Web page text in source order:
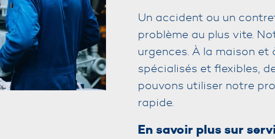
Un accident ou un
problème au plus vite.
urgences. À la maison et
spécialisés et flexibles,
pouvons utiliser notre
rapide.
En savoir plus sur